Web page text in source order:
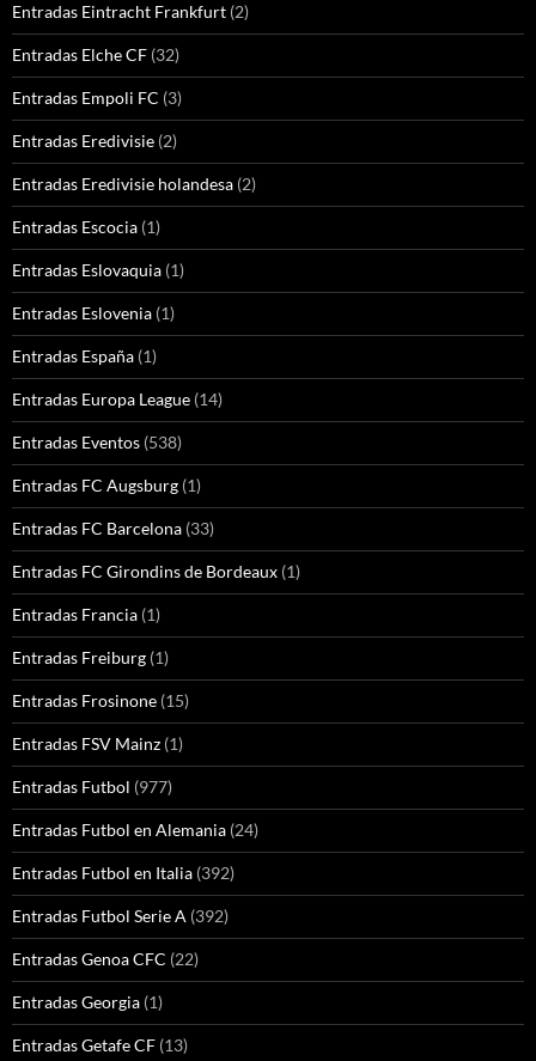
Entradas Eintracht Frankfurt (2)
Entradas Elche CF (32)
Entradas Empoli FC (3)
Entradas Eredivisie (2)
Entradas Eredivisie holandesa (2)
Entradas Escocia (1)
Entradas Eslovaquia (1)
Entradas Eslovenia (1)
Entradas España (1)
Entradas Europa League (14)
Entradas Eventos (538)
Entradas FC Augsburg (1)
Entradas FC Barcelona (33)
Entradas FC Girondins de Bordeaux (1)
Entradas Francia (1)
Entradas Freiburg (1)
Entradas Frosinone (15)
Entradas FSV Mainz (1)
Entradas Futbol (977)
Entradas Futbol en Alemania (24)
Entradas Futbol en Italia (392)
Entradas Futbol Serie A (392)
Entradas Genoa CFC (22)
Entradas Georgia (1)
Entradas Getafe CF (13)